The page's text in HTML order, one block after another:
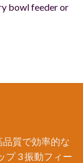
bowl feeder or
品質で効率的な
プ 3 振動フィー